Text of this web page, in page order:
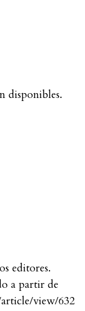
editores.
a partir de
view/632
disponibles.